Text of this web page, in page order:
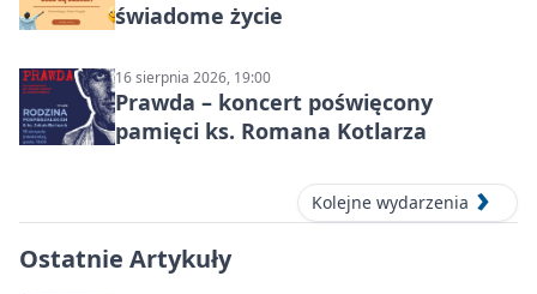
świadome życie
16 sierpnia 2026, 19:00
Prawda – koncert poświęcony
pamięci ks. Romana Kotlarza
Kolejne wydarzenia
Ostatnie Artykuły